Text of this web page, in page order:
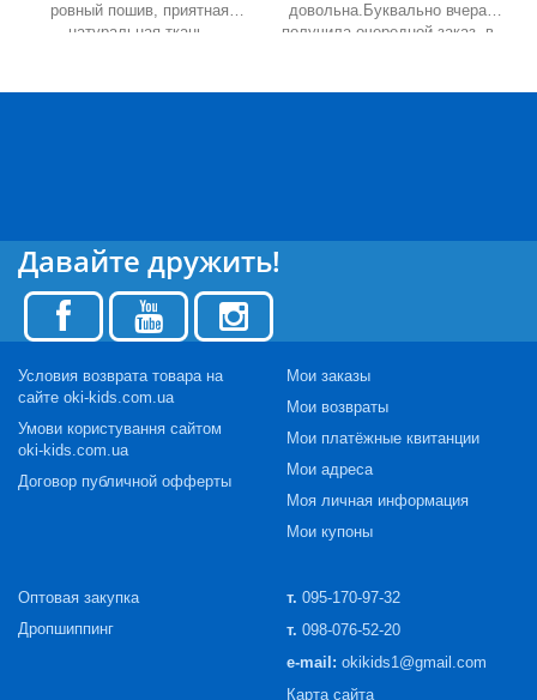
ровный пошив, приятная
натуральная ткань,
довольна.Буквально вчера
получила очередной заказ, в
смотрится даже лучше вживую.
Давайте дружить!
Условия возврата товара на
сайте oki-kids.com.ua
Умови користування сайтом
oki-kids.com.ua
Договор публичной офферты
Мои заказы
Мои возвраты
Мои платёжные квитанции
Мои адреса
Моя личная информация
Мои купоны
Оптовая закупка
Дропшиппинг
т. 095-170-97-32
т. 098-076-52-20
e-mail: okikids1@gmail.com
Карта сайта